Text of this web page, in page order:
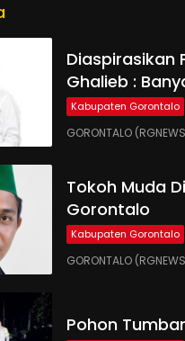
Diaspirasikan
Ghalieb :
Kabupaten Gorontalo
GORONTALO
Tokoh Muda
Gorontalo
Kabupaten Gorontalo
GORONTALO
Pohon